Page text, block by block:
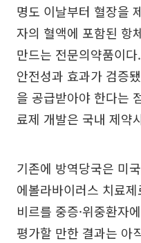
명도 이날부터 혈장을
자의 혈액에 포함된 항
만드는 전문의약품이
안전성과 효과가 검증
을 공급받아야 한다는
료제 개발은 국내 제약
기존에 방역당국은 미
에볼라바이러스 치료
비르를 중증·위중환자
평가할 만한 결과는 아